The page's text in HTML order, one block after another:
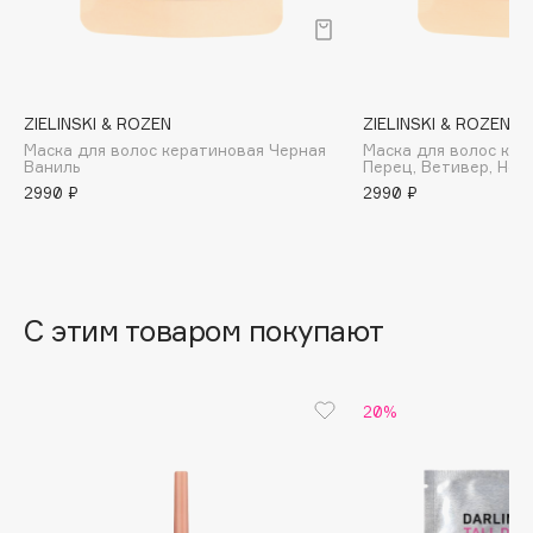
Balmain Hair Couture
Banderas
Basicare
Beautyblades
НОВИНКА
ZIELINSKI & ROZEN
Маска для волос кератиновая Черная
Ваниль
2990 ₽
ZIELINSKI & ROZEN
Маска для волос
Перец, Ветивер,
2990 ₽
С этим товаром покупают
20%